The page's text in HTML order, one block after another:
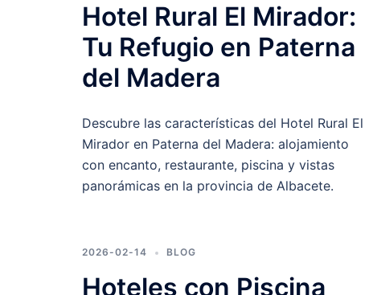
Hotel Rural El Mirador:
Tu Refugio en Paterna
del Madera
Descubre las características del Hotel Rural El
Mirador en Paterna del Madera: alojamiento
con encanto, restaurante, piscina y vistas
panorámicas en la provincia de Albacete.
2026-02-14 BLOG
Hoteles con Piscina